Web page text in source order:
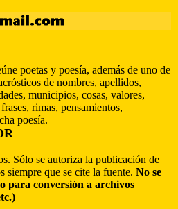
poetas y poesía, además de uno de
de nombres, apellidos,
municipios, cosas, valores,
rimas, pensamientos,
poesía.
Sólo se autoriza la publicación de
siempre que se cite la fuente. No se
para conversión a archivos